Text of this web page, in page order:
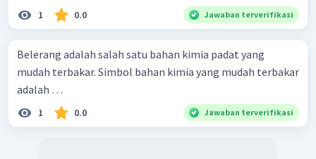
1 0.0 Jawaban terverifikasi
Belerang adalah salah satu bahan kimia padat yang
mudah terbakar. Simbol bahan kimia yang mudah terbakar
adalah …
1 0.0 Jawaban terverifikasi